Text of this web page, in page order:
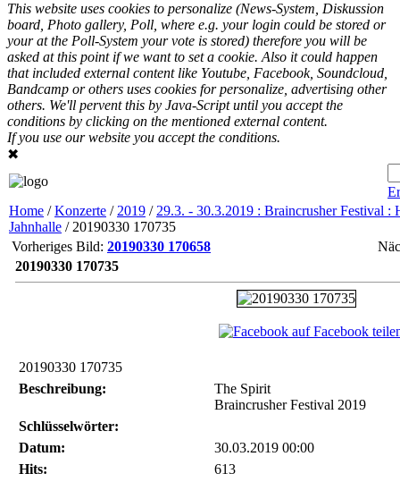
This website uses cookies to personalize (News-System, Diskussion
board, Photo gallery, Poll, where e.g. your login could be stored or
your at the Poll-System your vote is stored) therefore you will be
asked at this point if we want to set a cookie. Also it could happen
that included external content like Youtube, Facebook, Soundcloud,
Bandcamp or others uses cookies for personalize, advertising other
others. We'll pervent this by Java-Script until you accept the
conditions by clicking on the mentioned external content.
If you use our website you accept the conditions.
✖
Home /Konzerte / 2019 / 29.3. - 30.3.2019 : Braincrusher Festival :
Jahnhalle / 20190330 170735
Vorheriges Bild: 20190330 170658
20190330 170735
auf Facebook
20190330 170735
Beschreibung:
The Spirit
Braincrusher Festival 2019
Schlüsselwörter:
Datum:
30.03.2019 00:00
Hits:
613